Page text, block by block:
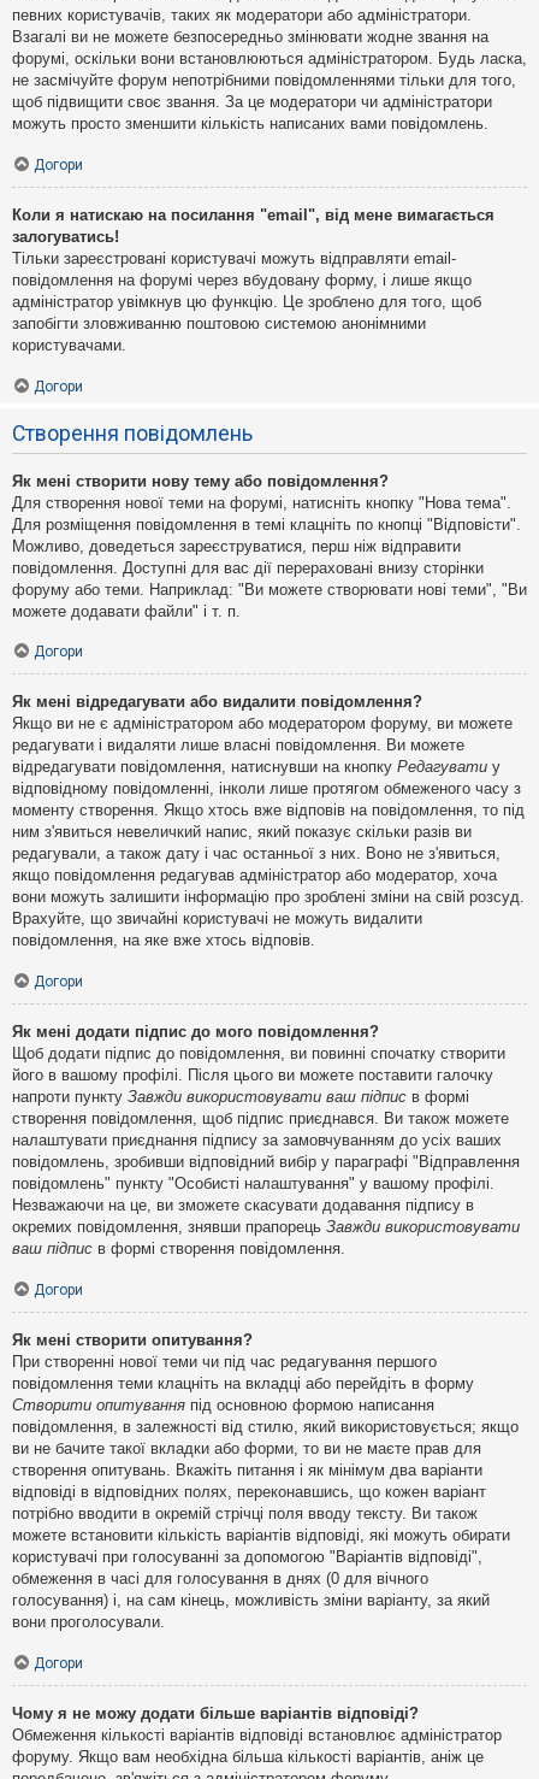
певних користувачів, таких як модератори або адміністратори.
Взагалі ви не можете безпосередньо змінювати жодне звання на
форумі, оскільки вони встановлюються адміністратором. Будь ласка,
не засмічуйте форум непотрібними повідомленнями тільки для того,
щоб підвищити своє звання. За це модератори чи адміністратори
можуть просто зменшити кількість написаних вами повідомлень.
Догори
Коли я натискаю на посилання "email", від мене вимагається
залогуватись!
Тільки зареєстровані користувачі можуть відправляти email-
повідомлення на форумі через вбудовану форму, і лише якщо
адміністратор увімкнув цю функцію. Це зроблено для того, щоб
запобігти зловживанню поштовою системою анонімними
користувачами.
Догори
Створення повідомлень
Як мені створити нову тему або повідомлення?
Для створення нової теми на форумі, натисніть кнопку "Нова тема".
Для розміщення повідомлення в темі клацніть по кнопці "Відповісти".
Можливо, доведеться зареєструватися, перш ніж відправити
повідомлення. Доступні для вас дії перераховані внизу сторінки
форуму або теми. Наприклад: "Ви можете створювати нові теми", "Ви
можете додавати файли" і т. п.
Догори
Як мені відредагувати або видалити повідомлення?
Якщо ви не є адміністратором або модератором форуму, ви можете
редагувати і видаляти лише власні повідомлення. Ви можете
відредагувати повідомлення, натиснувши на кнопку Редагувати у
відповідному повідомленні, інколи лише протягом обмеженого часу з
моменту створення. Якщо хтось вже відповів на повідомлення, то під
ним з'явиться невеличкий напис, який показує скільки разів ви
редагували, а також дату і час останньої з них. Воно не з'явиться,
якщо повідомлення редагував адміністратор або модератор, хоча
вони можуть залишити інформацію про зроблені зміни на свій розсуд.
Врахуйте, що звичайні користувачі не можуть видалити
повідомлення, на яке вже хтось відповів.
Догори
Як мені додати підпис до мого повідомлення?
Щоб додати підпис до повідомлення, ви повинні спочатку створити
його в вашому профілі. Після цього ви можете поставити галочку
напроти пункту Завжди використовувати ваш підпис в формі
створення повідомлення, щоб підпис приєднався. Ви також можете
налаштувати приєднання підпису за замовчуванням до усіх ваших
повідомлень, зробивши відповідний вибір у параграфі "Відправлення
повідомлень" пункту "Особисті налаштування" у вашому профілі.
Незважаючи на це, ви зможете скасувати додавання підпису в
окремих повідомлення, знявши прапорець Завжди використовувати
ваш підпис в формі створення повідомлення.
Догори
Як мені створити опитування?
При створенні нової теми чи під час редагування першого
повідомлення теми клацніть на вкладці або перейдіть в форму
Створити опитування під основною формою написання
повідомлення, в залежності від стилю, який використовується; якщо
ви не бачите такої вкладки або форми, то ви не маєте прав для
створення опитувань. Вкажіть питання і як мінімум два варіанти
відповіді в відповідних полях, переконавшись, що кожен варіант
потрібно вводити в окремій стрічці поля вводу тексту. Ви також
можете встановити кількість варіантів відповіді, які можуть обирати
користувачі при голосуванні за допомогою "Варіантів відповіді",
обмеження в часі для голосування в днях (0 для вічного
голосування) і, на сам кінець, можливість зміни варіанту, за який
вони проголосували.
Догори
Чому я не можу додати більше варіантів відповіді?
Обмеження кількості варіантів відповіді встановлює адміністратор
форуму. Якщо вам необхідна більша кількості варіантів, аніж це